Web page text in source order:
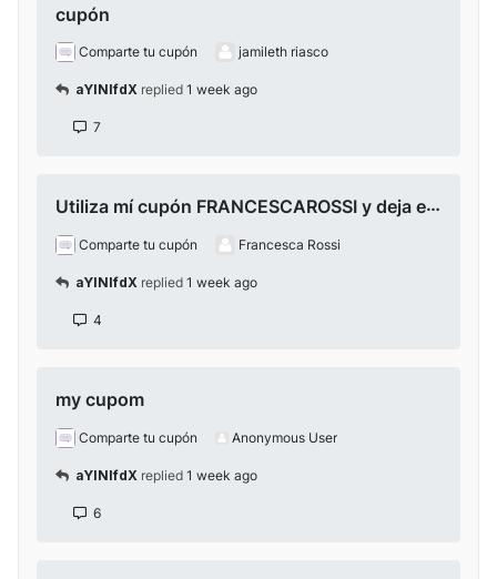
cupón
Comparte tu cupón jamileth riasco
aYlNlfdX replied 1 week ago
7
Utiliza mí cupón FRANCESCAROSSI y deja el tuyo
Comparte tu cupón Francesca Rossi
aYlNlfdX replied 1 week ago
4
my cupom
Comparte tu cupón Anonymous User
aYlNlfdX replied 1 week ago
6